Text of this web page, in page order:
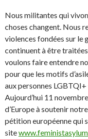
Nous militantes qui
choses changent. Nous
violences fondées sur le
continuent à être
voulons faire entendre
pour que les motifs
aux personnes
Aujourd’hui 11
d’Europe à soutenir
pétition européenne qui
site